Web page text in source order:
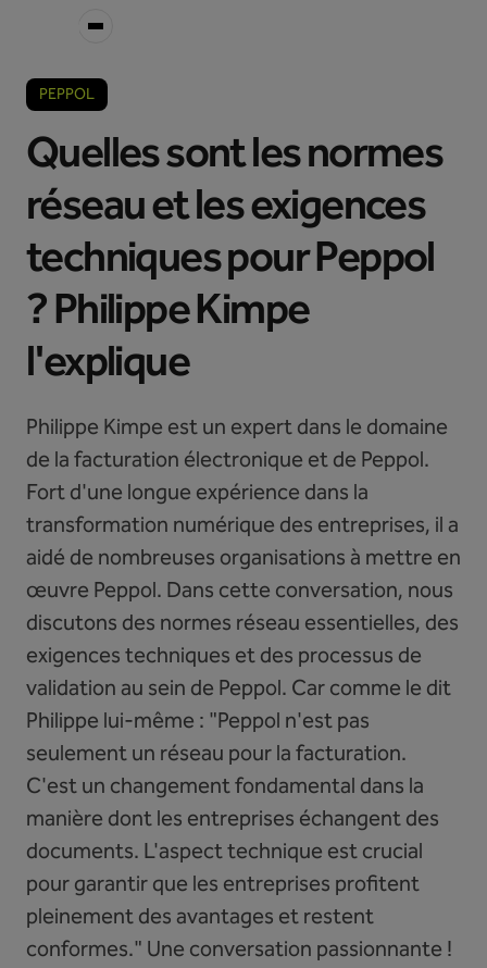
PEPPOL
Quelles sont les normes
réseau et les exigences
techniques pour Peppol
? Philippe Kimpe
l'explique
Philippe Kimpe est un expert dans le domaine
de la facturation électronique et de Peppol.
Fort d'une longue expérience dans la
transformation numérique des entreprises, il a
aidé de nombreuses organisations à mettre en
œuvre Peppol. Dans cette conversation, nous
discutons des normes réseau essentielles, des
exigences techniques et des processus de
validation au sein de Peppol. Car comme le dit
Philippe lui-même : "Peppol n'est pas
seulement un réseau pour la facturation.
C'est un changement fondamental dans la
manière dont les entreprises échangent des
documents. L'aspect technique est crucial
pour garantir que les entreprises profitent
pleinement des avantages et restent
conformes." Une conversation passionnante !